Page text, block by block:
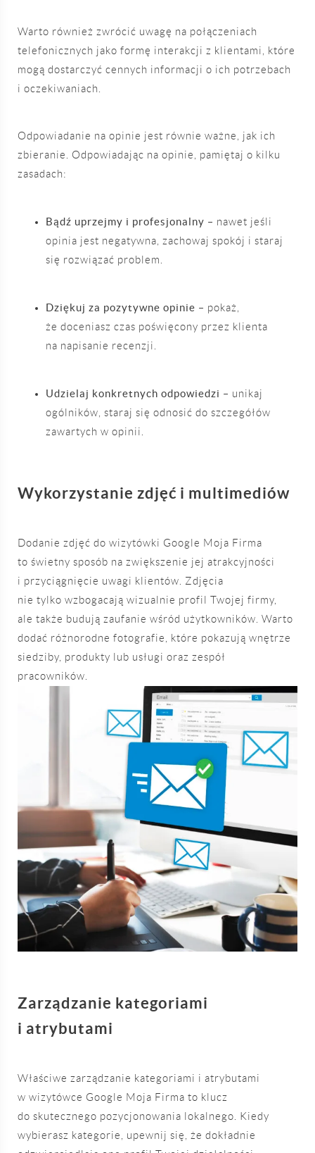
Warto również zwrócić uwagę na połączeniach
telefonicznych jako formę interakcji z klientami, które
mogą dostarczyć cennych informacji o ich potrzebach
i oczekiwaniach.
Odpowiadanie na opinie jest równie ważne, jak ich
zbieranie. Odpowiadając na opinie, pamiętaj o kilku
zasadach:
Bądź uprzejmy i profesjonalny – nawet jeśli
opinia jest negatywna, zachowaj spokój i staraj
się rozwiązać problem.
Dziękuj za pozytywne opinie – pokaż,
że doceniasz czas poświęcony przez klienta
na napisanie recenzji.
Udzielaj konkretnych odpowiedzi – unikaj
ogólników, staraj się odnosić do szczegółów
zawartych w opinii.
Wykorzystanie zdjęć i multimediów
Dodanie zdjęć do wizytówki Google Moja Firma
to świetny sposób na zwiększenie jej atrakcyjności
i przyciągnięcie uwagi klientów. Zdjęcia
nie tylko wzbogacają wizualnie profil Twojej firmy,
ale także budują zaufanie wśród użytkowników. Warto
dodać różnorodne fotografie, które pokazują wnętrze
siedziby, produkty lub usługi oraz zespół
pracowników.
Zarządzanie kategoriami
i atrybutami
Właściwe zarządzanie kategoriami i atrybutami
w wizytówce Google Moja Firma to klucz
do skutecznego pozycjonowania lokalnego. Kiedy
wybierasz kategorie, upewnij się, że dokładnie